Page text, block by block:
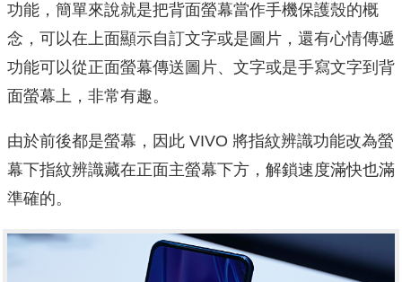
功能，簡單來說就是把背面螢幕當作手機保護殼的概
念，可以在上面顯示自訂文字或是圖片，還有心情傳遞
功能可以從正面螢幕傳送圖片、文字或是手寫文字到背
面螢幕上，非常有趣。
由於前後都是螢幕，因此 VIVO 將指紋辨識功能改為螢
幕下指紋辨識藏在正面主螢幕下方，解鎖速度滿快也滿
準確的。